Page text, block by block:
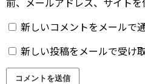
新しいコメントをメールで
新しい投稿をメールで受け